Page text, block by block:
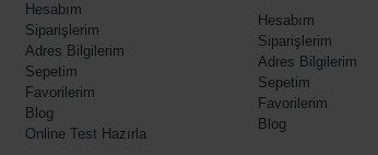
Hesabım
Siparişlerim
Adres Bilgilerim
Sepetim
Favorilerim
Blog
Online Test Hazırla
Hesabım
Siparişlerim
Adres Bilgilerim
Sepetim
Favorilerim
Blog